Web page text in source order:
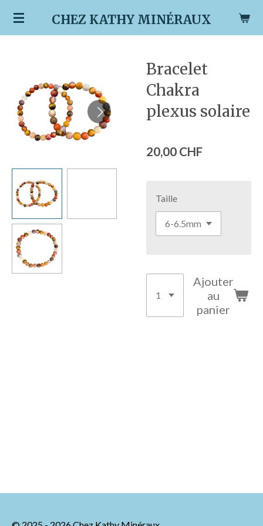
Passer
CHEZ KATHY MINÉRAUX
Bracelet
Chakra
plexus solaire
20,00 CHF
Taille
Ajouter
au
panier